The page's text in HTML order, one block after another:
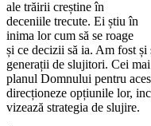
ale trăirii creștine în
deceniile trecute. Ei știu în
inima lor cum să se roage
și ce decizii să ia. Am fost
generații de slujitori. Cei
planul Domnului pentru
direcționeze opțiunile lor,
vizează strategia de slujire.